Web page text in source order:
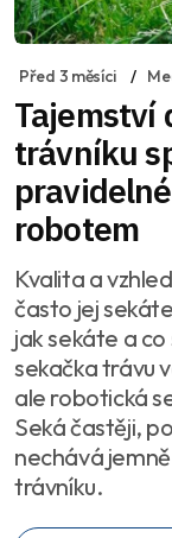
Před 3 měsíci
Tajemství
trávníku
robotem
Kvalita a
často jej
jak sekáte a
sekačka trávu
ale robotická
Seká častěji,
nechává
trávníku.